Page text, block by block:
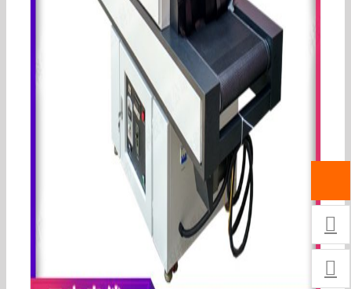
uv点光源固化机点胶机led_uv点光源固化机点胶机
led365nm玻璃金属粘接四通道

